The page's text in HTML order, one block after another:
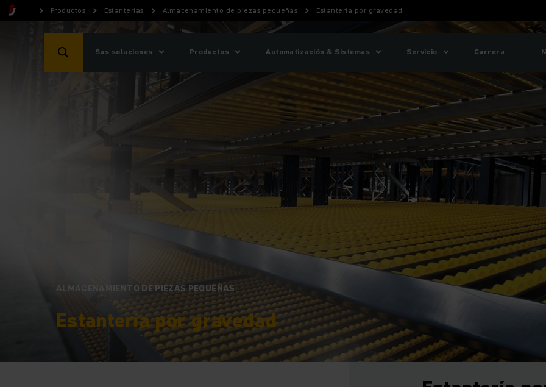
Productos Estanterías Almacenamiento de piezas pequeñas Estantería por gravedad
Sus soluciones Productos Automatización & Sistemas Servicio Carrera
ALMACENAMIENTO DE PIEZAS PEQUEÑAS
Estantería por gravedad